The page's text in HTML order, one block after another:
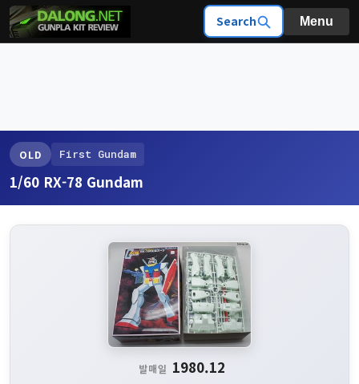
Search Menu
OLD First Gundam
1/60 RX-78 Gundam
발매일 1980.12